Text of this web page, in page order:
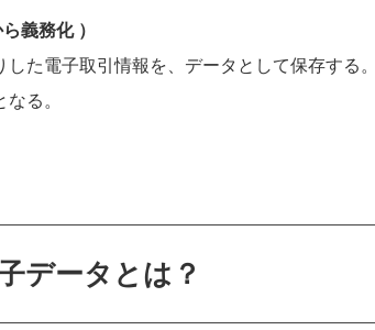
義務化 ）
た電子取引情報を、データとして保存する。
る。
データとは？